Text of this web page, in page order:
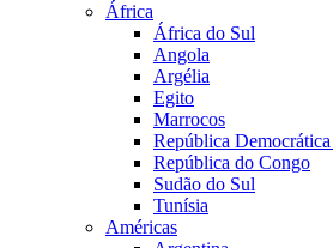
África
África do Sul
Angola
Argélia
Egito
Marrocos
República
República do Congo
Sudão do Sul
Tunísia
Américas